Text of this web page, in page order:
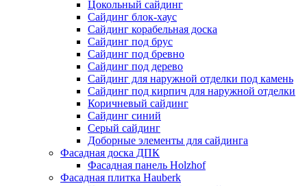
Цокольный сайдинг
Сайдинг блок-хаус
Сайдинг корабельная доска
Сайдинг под брус
Сайдинг под бревно
Сайдинг под дерево
Сайдинг для наружной отделки под камень
Сайдинг под кирпич для наружной отделки
Коричневый сайдинг
Сайдинг синий
Серый сайдинг
Доборные элементы для сайдинга
Фасадная доска ДПК
Фасадная панель Holzhof
Фасадная плитка Hauberk